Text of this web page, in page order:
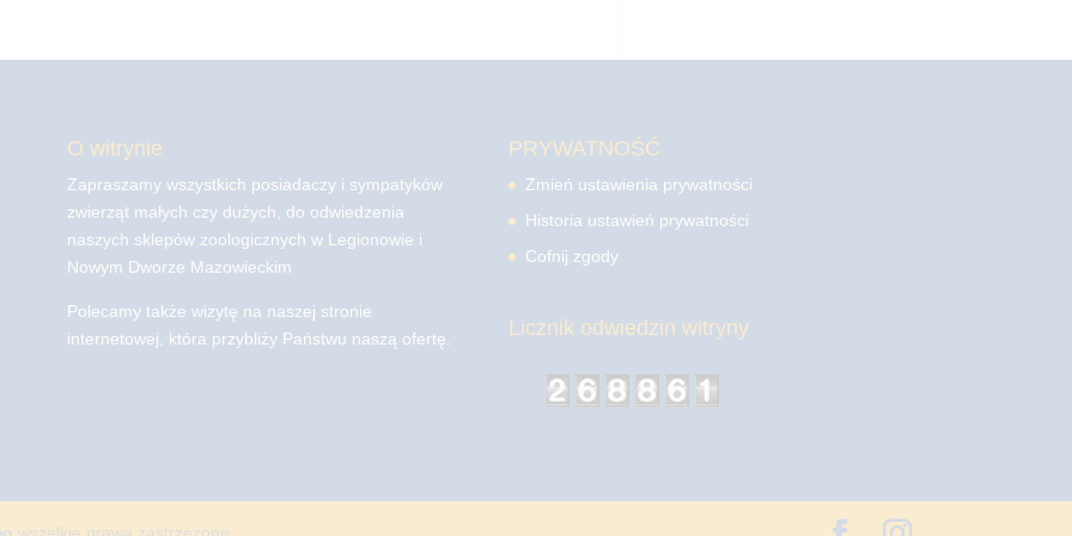
O witrynie
Zapraszamy wszystkich posiadaczy i sympatyków
zwierząt małych czy dużych, do odwiedzenia
naszych sklepów zoologicznych w Legionowie i
Nowym Dworze Mazowieckim
Polecamy także wizytę na naszej stronie
internetowej, która przybliży Państwu naszą ofertę.
PRYWATNOŚĆ
Zmień ustawienia prywatności
Historia ustawień prywatności
Cofnij zgody
Licznik odwiedzin witryny